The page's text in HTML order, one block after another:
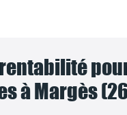
à Margès